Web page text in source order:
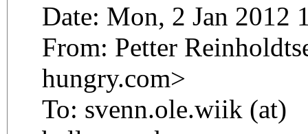
Date: Mon, 2 Jan 2012
From: Petter
hungry.com>
To: svenn.ole.wiik (at)